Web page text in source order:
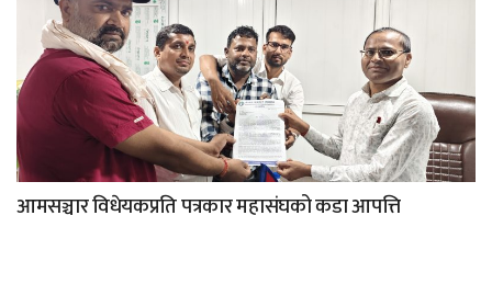
आमसञ्चार विधेयकप्रति पत्रकार महासंघको कडा आपत्ति